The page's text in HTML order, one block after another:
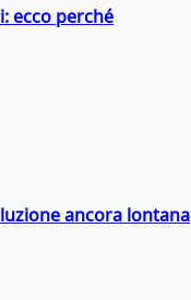
ecco perché
ancora lontana